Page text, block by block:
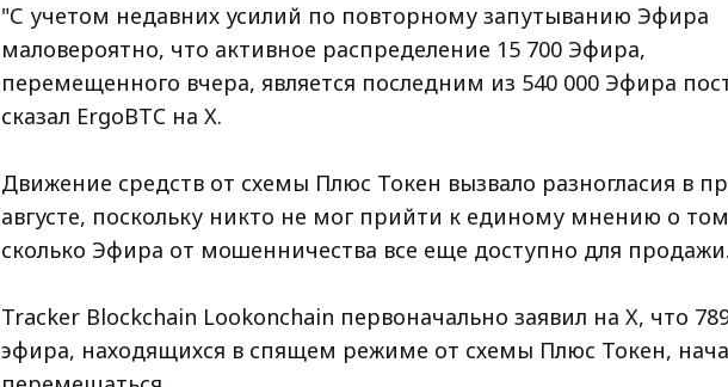
"С учетом недавних усилий по повторному запутыванию Эфира
маловероятно, что активное распределение 15 700 Эфира,
перемещенного вчера, является последним из 540 000 Эфира
сказал ErgoBTC на X.
Движение средств от схемы Плюс Токен вызвало разногласия в
августе, поскольку никто не мог прийти к единому мнению о
сколько Эфира от мошенничества все еще доступно для продажи.
Tracker Blockchain Lookonchain первоначально заявил на X, что
эфира, находящихся в спящем режиме от схемы Плюс Токен,